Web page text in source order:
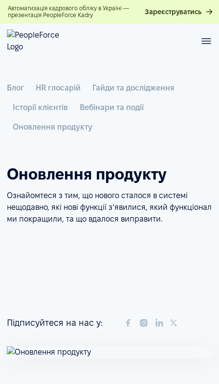
Автоматизація кадрового обліку в Україні —
презентація PeopleForce Kadry
Зареєструватись
Блог HR глосарій Гайди та дослідження
Історії клієнтів Вебінари та події
Оновлення продукту
Оновлення продукту
Ознайомтеся з тим, що нового сталося в системі
нещодавно, які нові функції з’явилися, який функціонал
ми покращили, та що вдалося виправити.
Підписуйтеся на нас у: